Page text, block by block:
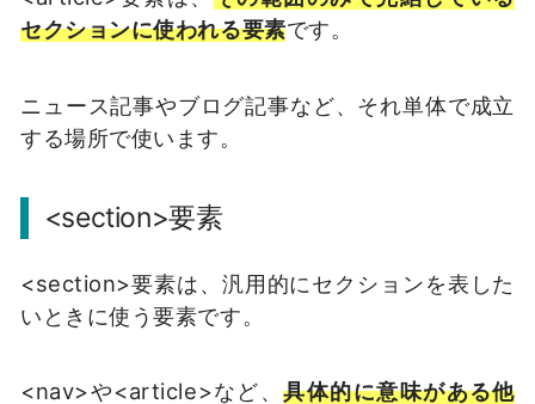
セクションに使われる要素です。
ニュース記事やブログ記事など、それ単体で成立
する場所で使います。
<section>要素
<section>要素は、汎用的にセクションを表した
いときに使う要素です。
<nav>や<article>など、具体的に意味がある他